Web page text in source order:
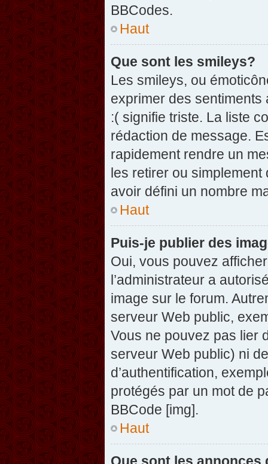
BBCodes.
Haut
Que sont les smileys?
Les smileys, ou
exprimer des
:( signifie triste. La liste
rédaction de message.
rapidement rendre un
les retirer ou simplement
avoir défini un nombre
Haut
Puis-je publier des
Oui, vous pouvez
l’administrateur a
image sur le forum.
serveur Web public,
Vous ne pouvez pas lier
serveur Web public) ni
d’authentification,
protégés par un mot de
BBCode [img].
Haut
Que sont les annonces